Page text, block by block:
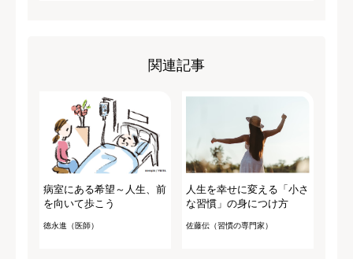
関連記事
病室にある希望～人生、前
を向いて歩こう
徳永進（医師）
人生を幸せに変える「小さ
な習慣」の身につけ方
佐藤伝（習慣の専門家）